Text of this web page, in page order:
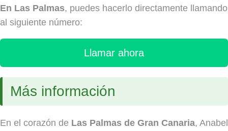
En Las Palmas, puedes hacerlo directamente llamando
al siguiente número:
Llamar ahora
Más información
En el corazón de Las Palmas de Gran Canaria, Anabel